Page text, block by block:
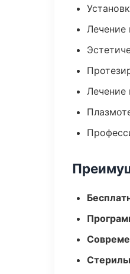
Лечение
Лечение